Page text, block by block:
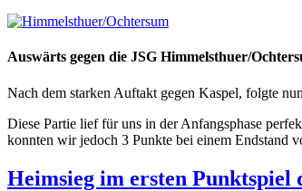
Auswärts gegen die JSG Himmelsthuer/
Nach dem starken Auftakt gegen Kaspel, folgte
Diese Partie lief für uns in der Anfangsphase
konnten wir jedoch 3 Punkte bei einem Endstand
Heimsieg im ersten Punktspiel